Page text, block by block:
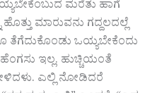
ಮರೆತು ಹಾಗೆ
ಮಾರುವನು ಗದ್ದಲದಲ್ಲೆ
ತೆಗೆದುಕೊಂಡು ಒಯ್ಯಬೇಕೆಂದು
ಇಲ್ಲ. ಹುಚ್ಚಿಯಂತೆ
ಎಲ್ಲಿ ನೋಡಿದರೆ